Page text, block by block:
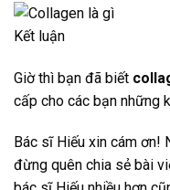
Kết luận
Giờ thì bạn đã biết
cấp cho các bạn những
Bác sĩ Hiếu xin cám ơn!
đừng quên chia sẻ bài